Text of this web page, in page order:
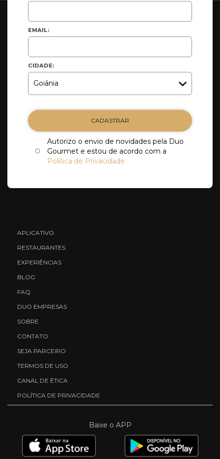
EMAIL:
CIDADE:
CADASTRAR
Autorizo o envio de novidades pela Duo
Gourmet e estou de acordo com a
Política de Privacidade
APLICATIVO
RESTAURANTES
EXPERIÊNCIAS
BLOG
FAQ
DUO EMPRESAS
SOBRE
CONTATO
SEJA PARCEIRO
TERMOS DE USO
CANAL DE ÉTICA
POLÍTICA DE PRIVACIDADE
Baixe o APP